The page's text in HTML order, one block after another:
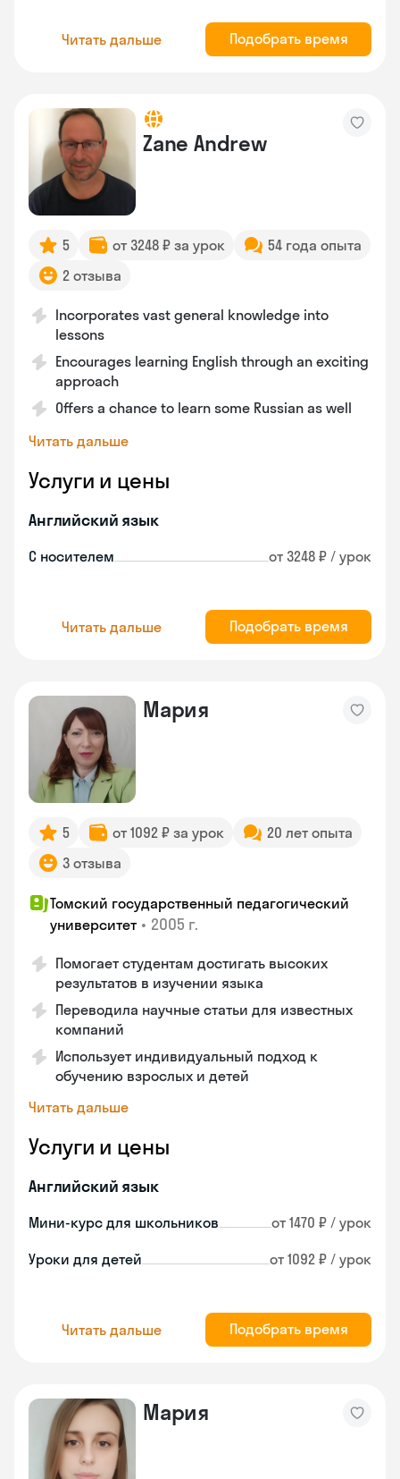
Читать дальше Подобрать время
Zane Andrew
5 от 3248 ₽ за урок
54 года опыта
2 отзыва
Incorporates vast general knowledge into
lessons
Encourages learning English through an exciting
approach
Offers a chance to learn some Russian as well
Читать дальше
Услуги и цены
Английский язык
С носителем от 3248 ₽ / урок
Читать дальше Подобрать время
Мария
5 от 1092 ₽ за урок
20 лет опыта
3 отзыва
Томский государственный педагогический
университет • 2005 г.
Помогает студентам достигать высоких
результатов в изучении языка
Переводила научные статьи для известных
компаний
Использует индивидуальный подход к
обучению взрослых и детей
Читать дальше
Услуги и цены
Английский язык
Мини-курс для школьников от 1470 ₽ / урок
Уроки для детей от 1092 ₽ / урок
Читать дальше Подобрать время
Мария